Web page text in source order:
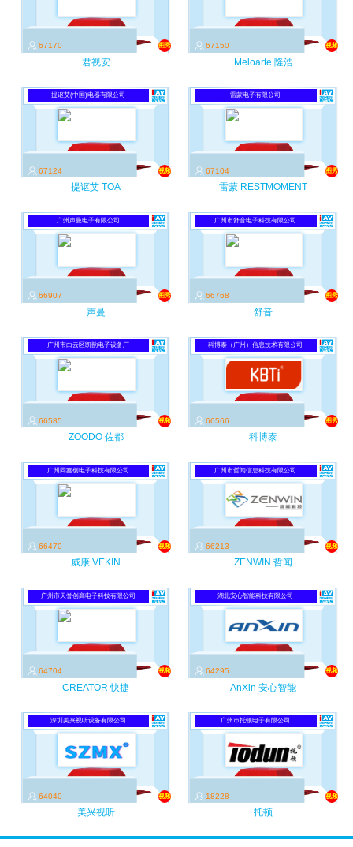
图秀
67170
君视安
视频
67150
Meloarte 隆浩
提讴艾(中国)电器有限公司
视频
67124
提讴艾 TOA
雷蒙电子有限公司
图秀
67104
雷蒙 RESTMOMENT
广州声曼电子有限公司
图秀
66907
声曼
广州市舒音电子科技有限公司
图秀
66768
舒音
广州市白云区凯韵电子设备厂
视频
66585
ZOODO 佐都
科博泰（广州）信息技术有限公司
图秀
66566
科博泰
广州同鑫创电子科技有限公司
视频
66470
威康 VEKIN
广州市哲闻信息科技有限公司
视频
66213
ZENWIN 哲闻
广州市天誉创高电子科技有限公司
视频
64704
CREATOR 快捷
湖北安心智能科技有限公司
视频
64295
AnXin 安心智能
深圳美兴视听设备有限公司
视频
64040
美兴视听
广州市托顿电子有限公司
视频
18228
托顿